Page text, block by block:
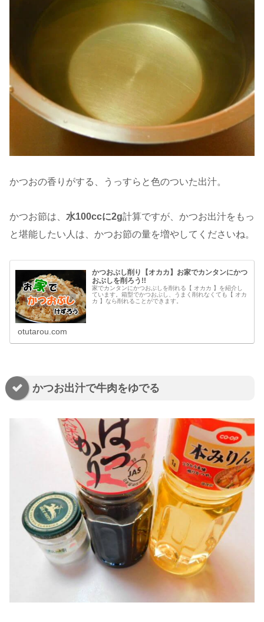
かつおの香りがする、うっすらと色のついた出汁。
かつお節は、 水100ccに2g計算ですが、かつお出汁をもっ
と堪能したい人は、かつお節の量を増やしてくださいね。
かつおぶし削り【オカカ】お家でカンタンにかつ
おぶしを削ろう!!
家でカンタンにかつおぶしを削れる【 オカカ 】を紹介し
ています。箱型でかつおぶし、うまく削れなくても【 オカ
カ 】なら削れることができます。
otutarou.com
かつお出汁で牛肉をゆでる